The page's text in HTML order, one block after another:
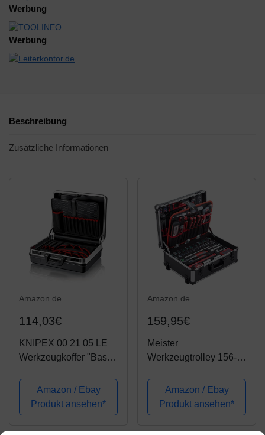
Werbung
Werbung
Beschreibung
Zusätzliche Informationen
Amazon.de
114,03€
KNIPEX 00 21 05 LE
Werkzeugkoffer "Basic"
Amazon / Ebay
Produkt ansehen*
Amazon.de
159,95€
Meister
Werkzeugtrolley 156-
Mit Rollen -
Teleskophandgriff /
Profi Werkzeugkoffer
Amazon / Ebay
Produkt ansehen*